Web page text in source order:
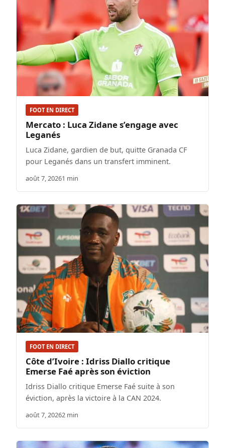
FOOT EN DIRECT
Mercato : Luca Zidane s’engage avec
Leganés
Luca Zidane, gardien de but, quitte Granada CF
pour Leganés dans un transfert imminent.
août 7, 20261 min
FOOT EN DIRECT
Côte d’Ivoire : Idriss Diallo critique
Emerse Faé après son éviction
Idriss Diallo critique Emerse Faé suite à son
éviction, après la victoire à la CAN 2024.
août 7, 20262 min